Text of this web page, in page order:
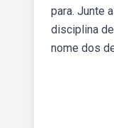
para. Junte
disciplina
nome dos